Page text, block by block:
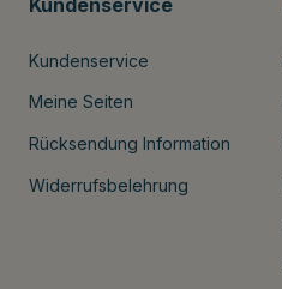
Kundenservice
Kundenservice
Meine Seiten
Rücksendung Information
Widerrufsbelehrung